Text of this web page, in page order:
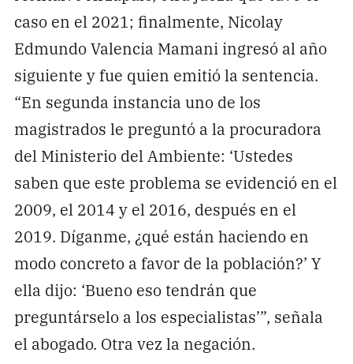
caso en el 2021; finalmente, Nicolay
Edmundo Valencia Mamani ingresó al año
siguiente y fue quien emitió la sentencia.
“En segunda instancia uno de los
magistrados le preguntó a la procuradora
del Ministerio del Ambiente: ‘Ustedes
saben que este problema se evidenció en el
2009, el 2014 y el 2016, después en el
2019. Díganme, ¿qué están haciendo en
modo concreto a favor de la población?’ Y
ella dijo: ‘Bueno eso tendrán que
preguntárselo a los especialistas’”, señala
el abogado. Otra vez la negación.